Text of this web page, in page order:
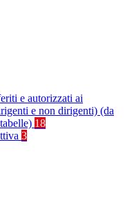
e autorizzati ai
e non dirigenti) (da
18
3